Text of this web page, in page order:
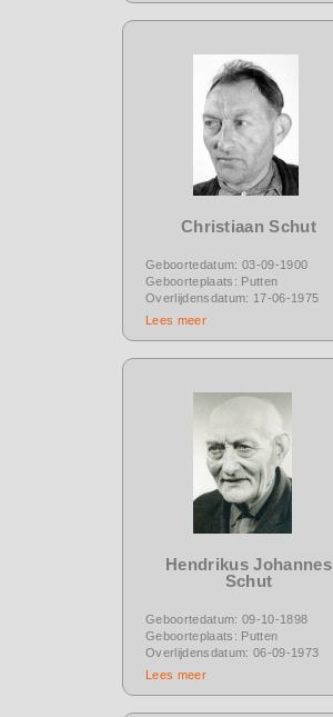
Christiaan Schut
Geboortedatum: 03-09-1900
Geboorteplaats: Putten
Overlijdensdatum: 17-06-1975
Lees meer
Hendrikus Johannes
Schut
Geboortedatum: 09-10-1898
Geboorteplaats: Putten
Overlijdensdatum: 06-09-1973
Lees meer